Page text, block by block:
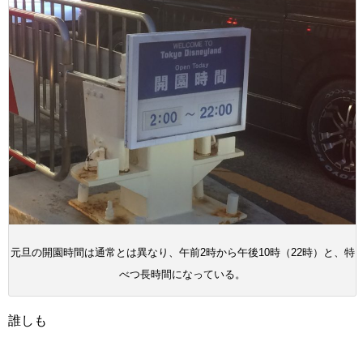
元旦の開園時間は通常とは異なり、午前2時から午後10時（22時）と、特
べつ長時間になっている。
誰しも